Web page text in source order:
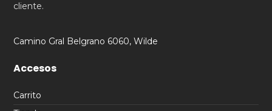
cliente.
Camino Gral Belgrano 6060, Wilde
Accesos
Carrito